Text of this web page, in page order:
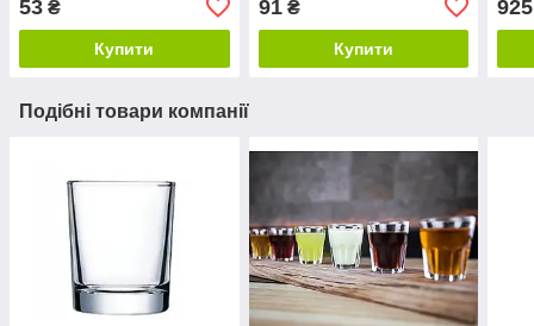
53 ₴
Купити
91₴
Купити
925
Подібні товари компанії